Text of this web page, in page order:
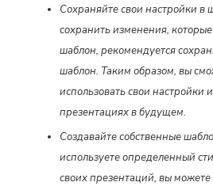
Сохраняйте свои настройки в
сохранить изменения,
шаблон, рекомендуется
шаблон. Таким образом, вы
использовать свои настройки
презентациях в будущем.
Создавайте собственные
используете определенный
своих презентаций, вы можете